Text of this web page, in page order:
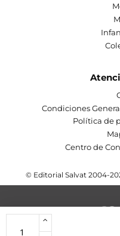
Condiciones
Política de
Centro de
© Editorial Salvat 2004-